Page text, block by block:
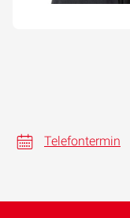
Telefontermin